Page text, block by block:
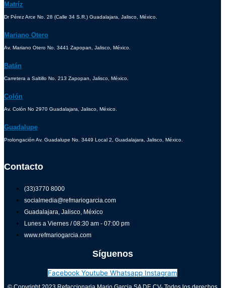
Matríz
Dr Pérez Arce No. 28 (Calle 34 S.R.) Guadalajara, Jalisco, México.
Mariano Otero
Av. Mariano Otero No. 3441 Zapopan, Jalisco, México.
Batán
Carretera a Saltillo No. 213 Zapopan, Jalisco, México.
Colón
Av. Colón No 2970 Guadalajara, Jalisco, México.
Guadalupe
Prolongación Av. Guadalupe No. 3449 Local 2, Guadalajara, Jalisco, México.
Contacto
(33)3770 8000
socialmedia@refmariogarcia.com
Guadalajara, Jalisco, México
Lunes a Viernes / 08:30 am - 07:00 pm
www.refmariogarcia.com
Síguenos
Facebook Youtube Whatsapp Instagram